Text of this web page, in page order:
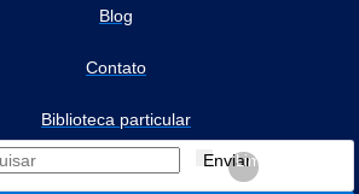
Blog
Contato
Biblioteca particular
EnviarLimpar